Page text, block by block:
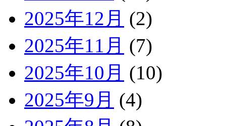
2025年12月 (2)
2025年11月 (7)
2025年10月 (10)
2025年9月 (4)